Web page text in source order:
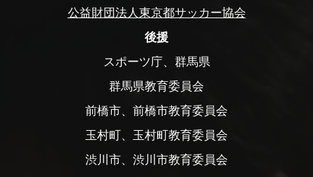
公益財団法人東京都サッカー協会
後援
スポーツ庁、群馬県
群馬県教育委員会
前橋市、前橋市教育委員会
玉村町、玉村町教育委員会
渋川市、渋川市教育委員会